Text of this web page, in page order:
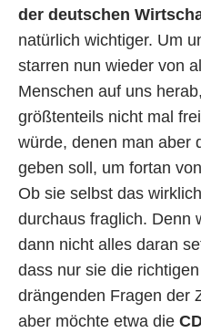
der deutschen
natürlich wichtiger. Um
starren nun wieder von
Menschen auf uns
größtenteils nicht mal
würde, denen man aber
geben soll, um fortan
Ob sie selbst das
durchaus fraglich. Denn
dann nicht alles daran
dass nur sie die
drängenden Fragen der
aber möchte etwa die